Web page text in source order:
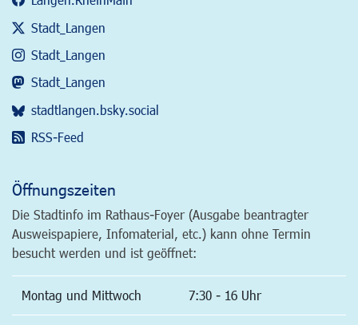
Stadt_Langen
Stadt_Langen
Stadt_Langen
stadtlangen.bsky.social
RSS-Feed
Öffnungszeiten
Die Stadtinfo im Rathaus-Foyer (Ausgabe beantragter
Ausweispapiere, Infomaterial, etc.) kann ohne Termin
besucht werden und ist geöffnet:
Montag und Mittwoch 7:30 - 16 Uhr